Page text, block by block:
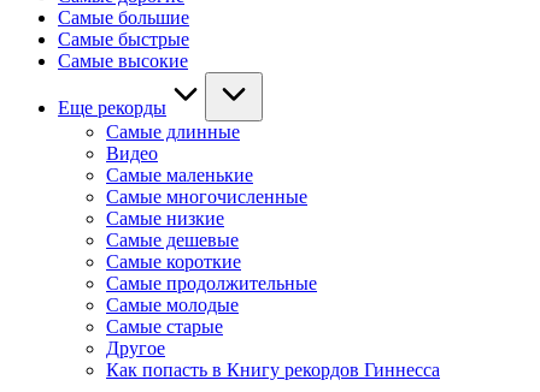
Самые большие
Самые быстрые
Самые высокие
Еще рекорды
Самые длинные
Видео
Самые маленькие
Самые многочисленные
Самые низкие
Самые дешевые
Самые короткие
Самые продолжительные
Самые молодые
Самые старые
Другое
Как попасть в Книгу рекордов Гиннесса